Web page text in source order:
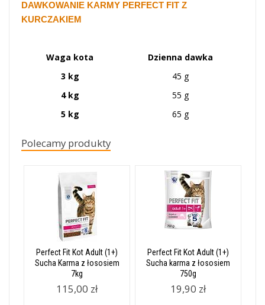
DAWKOWANIE KARMY PERFECT FIT Z
KURCZAKIEM
Waga kota
Dzienna dawka
3 kg
45 g
4 kg
55 g
5 kg
65 g
Polecamy produkty
Perfect Fit Kot Adult (1+)
Sucha Karma z łososiem
7kg
115,00 zł
Perfect Fit Kot Adult (1+)
Sucha karma z łososiem
750g
19,90 zł